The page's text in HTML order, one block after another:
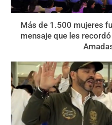
Más de 1.500 mujeres
mensaje que les